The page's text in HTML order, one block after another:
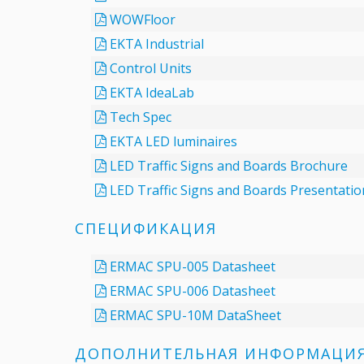
WOWFloor
EKTA Industrial
Control Units
EKTA IdeaLab
Tech Spec
EKTA LED luminaires
LED Traffic Signs and Boards Brochure
LED Traffic Signs and Boards
СПЕЦИФИКАЦИЯ
ERMAC SPU-005 Datasheet
ERMAC SPU-006 Datasheet
ERMAC SPU-10M DataSheet
ДОПОЛНИТЕЛЬНАЯ